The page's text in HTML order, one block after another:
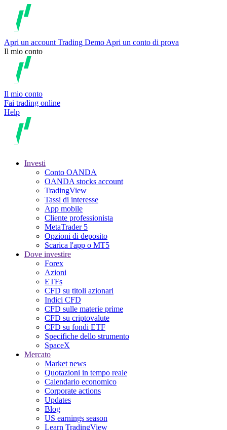
Apri un account Trading Demo Apri un conto di prova
Il mio conto
Il mio conto
Fai trading online
Help
Investi
Conto OANDA
OANDA stocks account
TradingView
Tassi di interesse
App mobile
Cliente professionista
MetaTrader 5
Opzioni di deposito
Scarica l'app o MT5
Dove investire
Forex
Azioni
ETFs
CFD su titoli azionari
Indici CFD
CFD sulle materie prime
CFD su criptovalute
CFD su fondi ETF
Specifiche dello strumento
SpaceX
Mercato
Market news
Quotazioni in tempo reale
Calendario economico
Corporate actions
Updates
Blog
US earnings season
Learn TradingView